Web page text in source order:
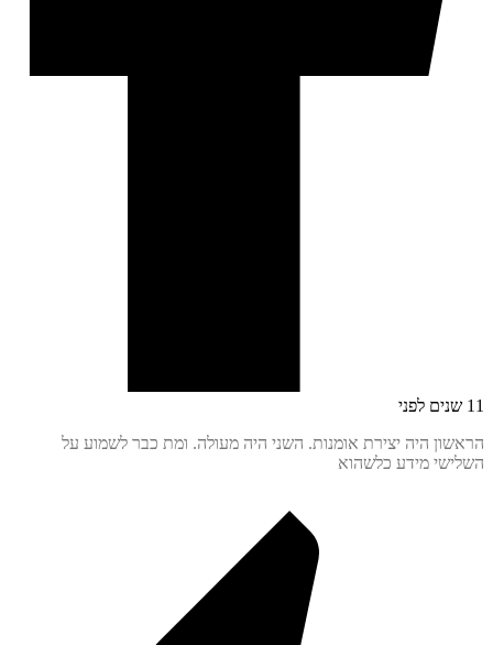
היה יצירת אומנות. השני היה מעולה. ומת כבר לשמוע על
מידע כלשהוא